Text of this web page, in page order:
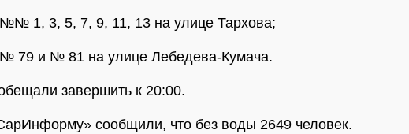
1, 3, 5, 7, 9, 11, 13 на улице Тархова;
79 и № 81 на улице Лебедева-Кумача.
завершить к 20:00.
сообщили, что без воды 2649 человек.